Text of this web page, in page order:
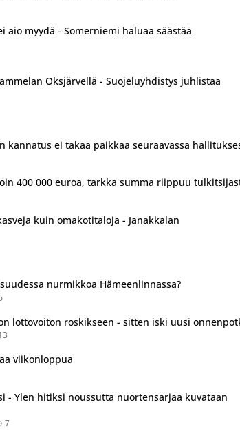
myydä - Somerniemi haluaa säästää
Oksjärvellä - Suojeluyhdistys juhlistaa
ei takaa paikkaa seuraavassa
400 000 euroa, tarkka summa riippuu
kuin omakotitaloja - Janakkalan
nurmikkoa Hämeenlinnassa?
lottovoiton roskikseen - sitten iski uusi
viikonloppua
- Ylen hitiksi noussutta nuortensarjaa kuvataan
7